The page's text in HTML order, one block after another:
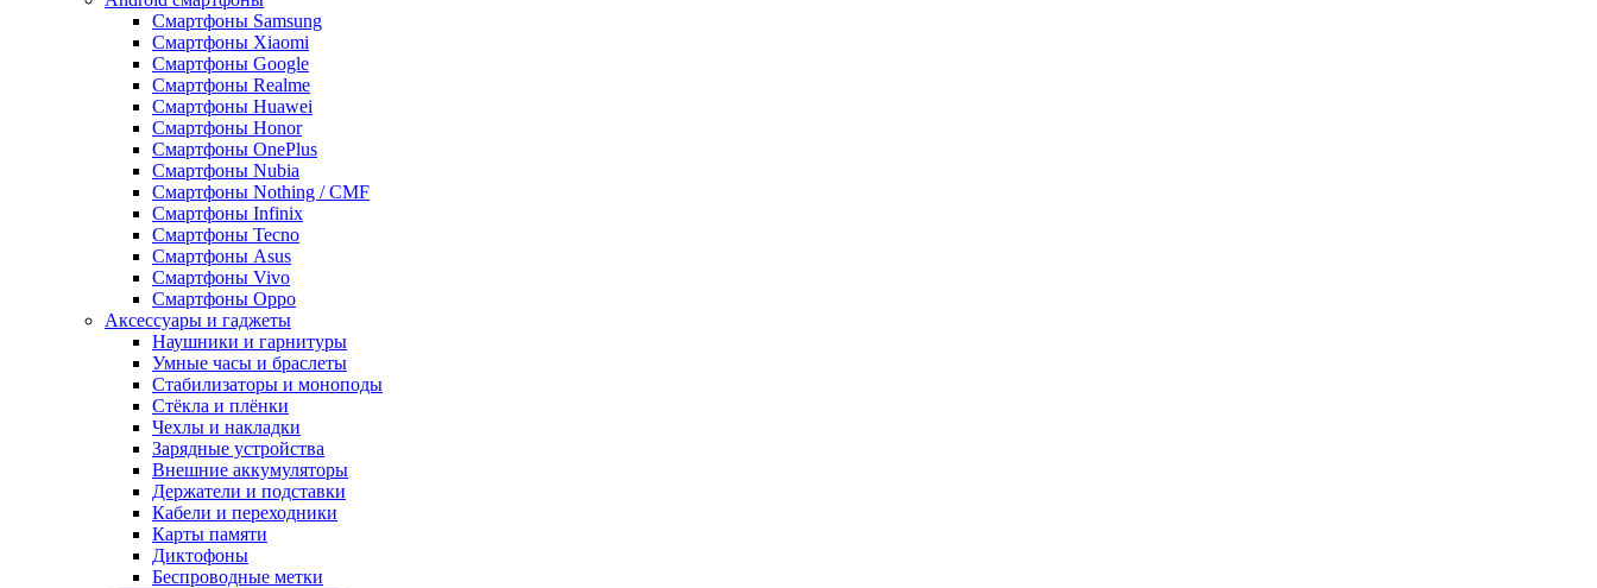
Смартфоны Samsung
Смартфоны Xiaomi
Смартфоны Google
Смартфоны Realme
Смартфоны Huawei
Смартфоны Honor
Смартфоны OnePlus
Смартфоны Nubia
Смартфоны Nothing / CMF
Смартфоны Infinix
Смартфоны Tecno
Смартфоны Asus
Смартфоны Vivo
Смартфоны Oppo
Аксессуары и гаджеты
Наушники и гарнитуры
Умные часы и браслеты
Стабилизаторы и моноподы
Стёкла и плёнки
Чехлы и накладки
Зарядные устройства
Внешние аккумуляторы
Держатели и подставки
Кабели и переходники
Карты памяти
Диктофоны
Беспроводные метки